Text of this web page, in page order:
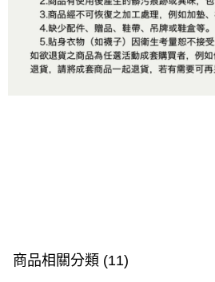
商品相關分類 (11)